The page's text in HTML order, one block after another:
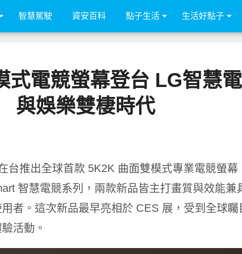
智慧駕駛 資安百科 點子生活 生活好點子
式電競螢幕登台 LG智慧
與娛樂雙棲時代
台推出全球首款 5K2K 曲面雙模式專業電競螢
智慧電競系列，兩款新品皆主打畫質與效能兼
者。這次新品最早亮相於 CES 展，受到全球
活動。